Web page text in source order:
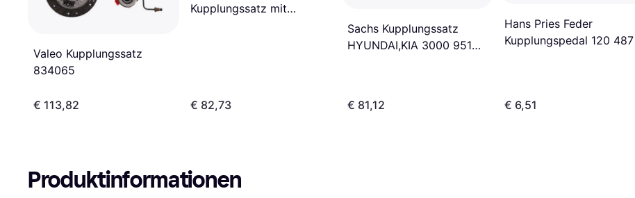
Valeo Kupplungssatz
834065
€ 113,82
Kupplungssatz mit
€ 82,73
Sachs Kupplungssatz
HYUNDAI,KIA 3000 951
€ 81,12
Hans Pries Feder
Kupplungspedal 120 487
€ 6,51
Produktinformationen